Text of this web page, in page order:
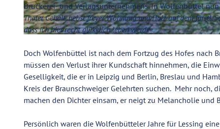
Druckerei- und Verlagsunternehmens. In Wolfenbüttel
Thaler Gehalt, nebst freyer Wohnung und Holz auf dem fürstl.
dass ich hier recht glükklich leben werde«.
Doch Wolfenbüttel ist nach dem Fortzug des Hofes nach
müssen den Verlust ihrer Kundschaft hinnehmen, die
Geselligkeit, die er in Leipzig und Berlin, Breslau und
Kreis der Braunschweiger Gelehrten suchen. Mehr noch,
machen den Dichter einsam, er neigt zu Melancholie und
Persönlich waren die Wolfenbütteler Jahre für Lessing